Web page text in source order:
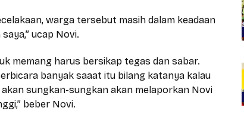
warga tersebut masih dalam keadaan
ucap Novi.
memang harus bersikap tegas dan sabar.
banyak saaat itu bilang katanya kalau
sungkan-sungkan akan melaporkan Novi
beber Novi.